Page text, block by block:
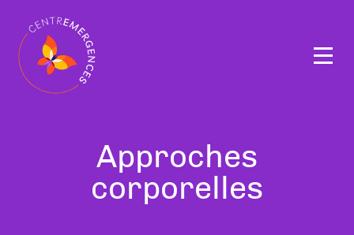
Tous
nos
Approches
corporelles
Navigation
principale